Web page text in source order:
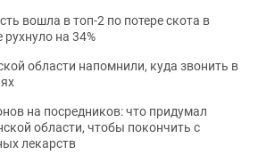
вошла в топ-2 по потере скота в
рухнуло на 34%
области напомнили, куда звонить в
на посредников: что придумал
области, чтобы покончить с
лекарств